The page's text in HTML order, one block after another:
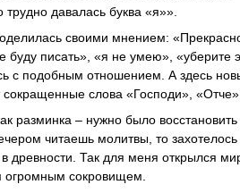
давалась буква «я»».
своими мнением:
буду писать», «я не умею»,
с подобным отношением. А здесь
сокращенные слова «Господи», «Отче».
разминка – нужно было
читаешь молитвы, то
древности. Так для меня открылся
огромным сокровищем.